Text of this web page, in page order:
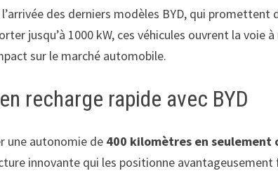
des derniers modèles BYD, qui
jusqu’à 1000 kW, ces véhicules ouvrent la voie
sur le marché automobile.
recharge rapide avec BYD
une autonomie de 400 kilomètres en seulement
innovante qui les positionne